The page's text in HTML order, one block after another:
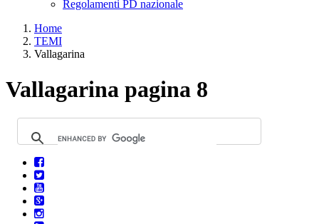
Regolamenti PD nazionale
Home
TEMI
Vallagarina
Vallagarina pagina 8